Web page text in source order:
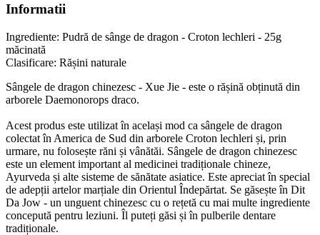
Informatii
Ingrediente: Pudră de sânge de dragon - Croton lechleri - 25g
măcinată
Clasificare: Rășini naturale
Sângele de dragon chinezesc - Xue Jie - este o rășină obținută din
arborele Daemonorops draco.
Acest produs este utilizat în același mod ca sângele de dragon
colectat în America de Sud din arborele Croton lechleri și, prin
urmare, nu folosește răni și vânătăi. Sângele de dragon chinezesc
este un element important al medicinei tradiționale chineze,
Ayurveda și alte sisteme de sănătate asiatice. Este apreciat în special
de adepții artelor marțiale din Orientul Îndepărtat. Se găsește în Dit
Da Jow - un unguent chinezesc cu o rețetă cu mai multe ingrediente
concepută pentru leziuni. Îl puteți găsi și în pulberile dentare
tradiționale.